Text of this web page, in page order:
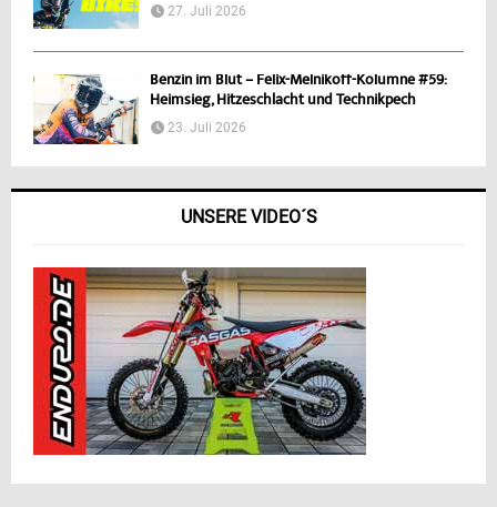
27. Juli 2026
Benzin im Blut – Felix-Melnikoff-Kolumne #59:
Heimsieg, Hitzeschlacht und Technikpech
23. Juli 2026
UNSERE VIDEO´S